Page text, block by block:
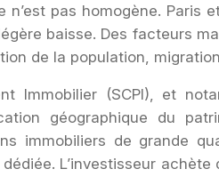
pas homogène.
baisse. Des facteurs
de la population,
Immobilier (SCPI), et
géographique du
immobiliers de grande
L’investisseur